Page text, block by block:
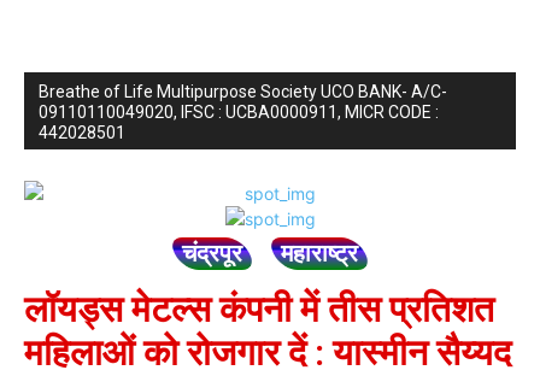
Breathe of Life Multipurpose Society UCO BANK- A/C-
09110110049020, IFSC : UCBA0000911, MICR CODE :
442028501
चंद्रपूर महाराष्ट्र
लॉयड्स मेटल्स कंपनी में तीस प्रतिशत
महिलाओं को रोजगार दें : यास्मीन सैय्यद